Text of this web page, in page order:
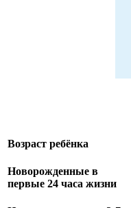
Возраст ребёнка
Новорожденные в
первые 24 часа жизни